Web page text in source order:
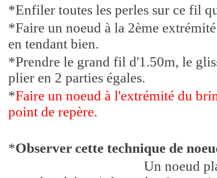
*Enfiler toutes les perles sur ce fil
*Faire un noeud à la 2ème
en tendant bien.
*Prendre le grand fil d'1.50m, le
plier en 2 parties égales.
*Faire un noeud à l'extrémité du
point de repère.
*Observer cette technique de
Un noeud plat se